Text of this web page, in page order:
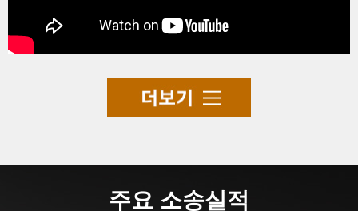
주요 소송실적
법무법인 효현은 정보통신망 이용촉진 및
정보보호 등에 관한 법률, 개인정보보호법
적 자문 또는 해석을 위해 제공되는 것이 아
닙니다.
본 웹사이트에 게시된 이메일 주소가 전자
우편 수집 프로그램이나 그 밖의 기술적 장